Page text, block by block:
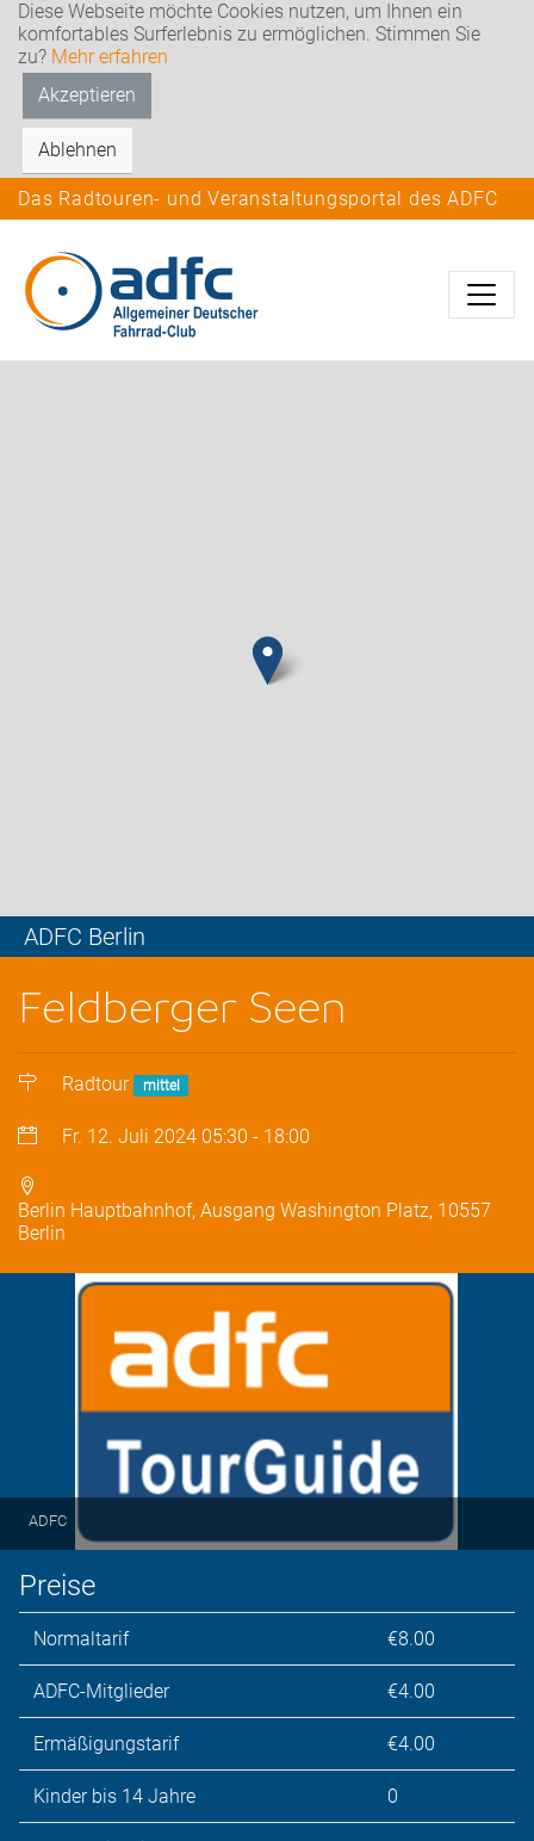
Diese Webseite möchte Cookies nutzen, um Ihnen ein
komfortables Surferlebnis zu ermöglichen. Stimmen Sie
zu? Mehr erfahren
Akzeptieren
Ablehnen
Das Radtouren- und Veranstaltungsportal des ADFC
ADFC Berlin
Feldberger Seen
Radtour mittel
Fr. 12. Juli 2024 05:30 - 18:00
Berlin Hauptbahnhof, Ausgang Washington Platz, 10557
Berlin
ADFC
Preise
Normaltarif €8.00
ADFC-Mitglieder €4.00
Ermäßigungstarif €4.00
Kinder bis 14 Jahre 0